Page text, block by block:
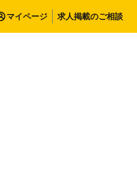
マイページ 求人掲載のご相談